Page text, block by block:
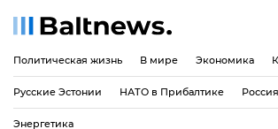
Политическая жизнь В мире Экономика
Русские Эстонии НАТО в Прибалтике
Энергетика